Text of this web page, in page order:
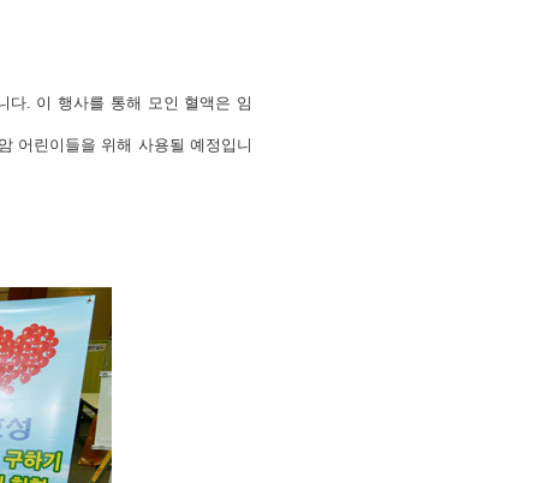
다. 이 행사를 통해 모인 혈액은 임
어린이들을 위해 사용될 예정입니